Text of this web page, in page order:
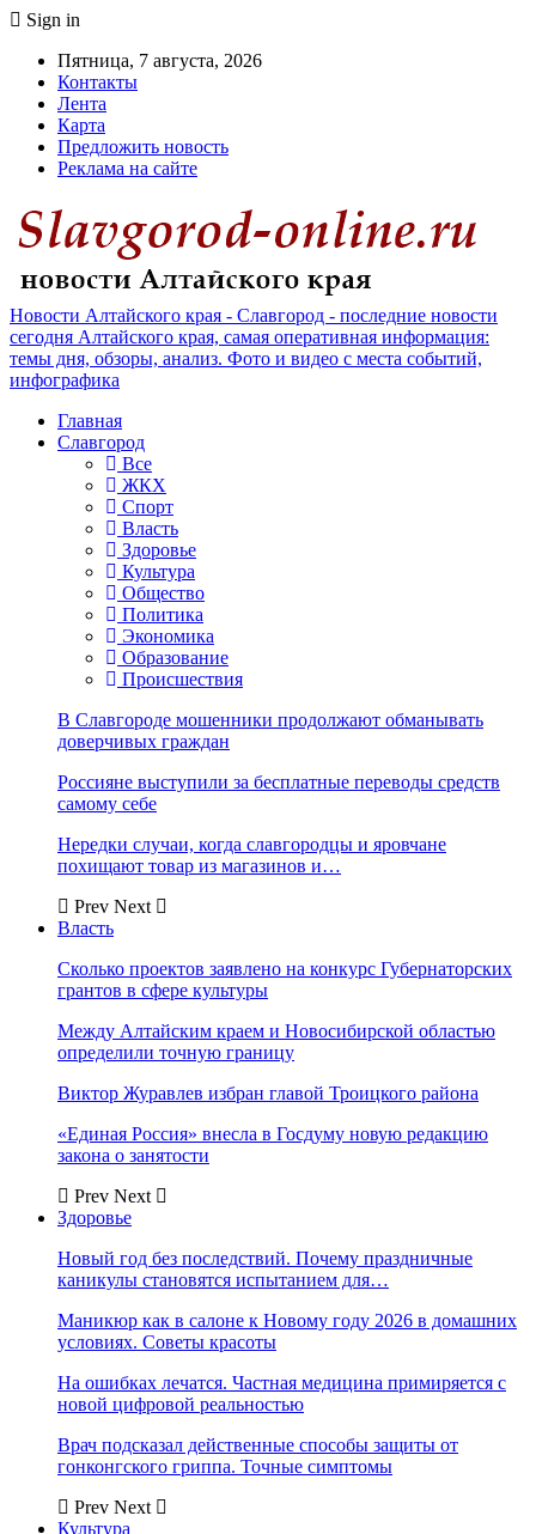
Sign in
Пятница, 7 августа, 2026
Контакты
Лента
Карта
Предложить новость
Реклама на сайте
Новости Алтайского края - Славгород - последние новости
сегодня Алтайского края, самая оперативная информация:
темы дня, обзоры, анализ. Фото и видео с места событий,
инфографика
Главная
Славгород
Все
ЖКХ
Спорт
Власть
Здоровье
Культура
Общество
Политика
Экономика
Образование
Происшествия
В Славгороде мошенники продолжают обманывать
доверчивых граждан
Россияне выступили за бесплатные переводы средств
самому себе
Нередки случаи, когда славгородцы и яровчане
похищают товар из магазинов и…
Prev Next
Власть
Сколько проектов заявлено на конкурс Губернаторских
грантов в сфере культуры
Между Алтайским краем и Новосибирской областью
определили точную границу
Виктор Журавлев избран главой Троицкого района
«Единая Россия» внесла в Госдуму новую редакцию
закона о занятости
Prev Next
Здоровье
Новый год без последствий. Почему праздничные
каникулы становятся испытанием для…
Маникюр как в салоне к Новому году 2026 в домашних
условиях. Советы красоты
На ошибках лечатся. Частная медицина примиряется с
новой цифровой реальностью
Врач подсказал действенные способы защиты от
гонконгского гриппа. Точные симптомы
Prev Next
Культура